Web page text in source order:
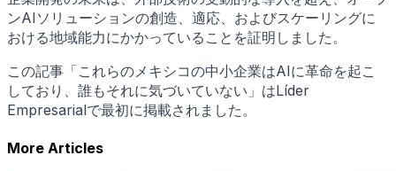
ンAIソリューションの創造、適応、およびスケーリングに
おける地域能力にかかっていることを証明しました。
この記事「これらのメキシコの中小企業はAIに革命を起こ
しており、誰もそれに気づいていない」はLíder
Empresarialで最初に掲載されました。
More Articles